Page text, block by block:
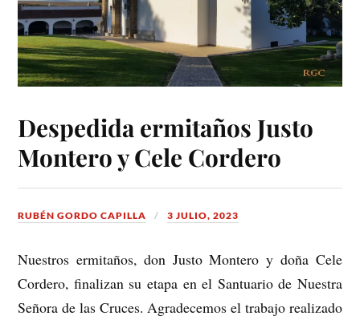
Despedida ermitaños Justo
Montero y Cele Cordero
RUBÉN GORDO CAPILLA 3 JULIO, 2023
Nuestros ermitaños, don Justo Montero y doña Cele
Cordero, finalizan su etapa en el Santuario de Nuestra
Señora de las Cruces. Agradecemos el trabajo realizado